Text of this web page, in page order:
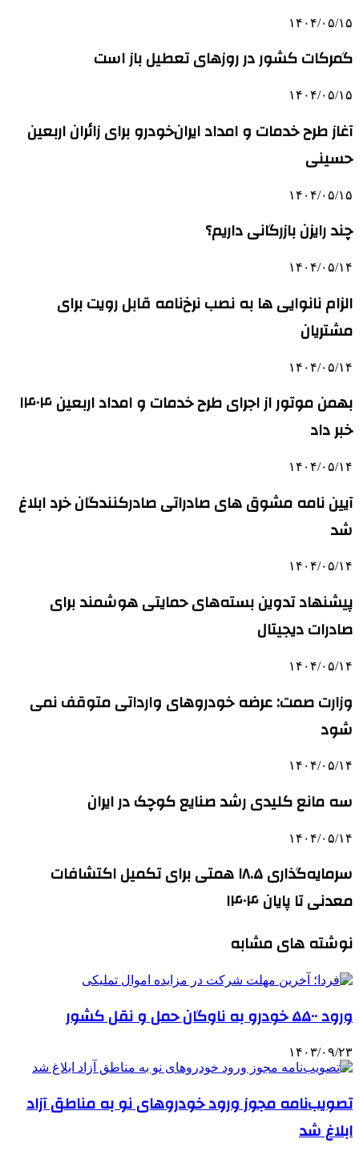
۱۴۰۴/۰۵/۱۵
گمرکات کشور در روزهای تعطیل باز است
۱۴۰۴/۰۵/۱۵
آغاز طرح خدمات و امداد ایران‌خودرو برای زائران اربعین
حسینی
۱۴۰۴/۰۵/۱۵
چند رایزن بازرگانی داریم؟
۱۴۰۴/۰۵/۱۴
الزام نانوایی ها به نصب نرخ‌نامه قابل رویت برای
مشتریان
۱۴۰۴/۰۵/۱۴
بهمن موتور از اجرای طرح خدمات و امداد اربعین ۱۴۰۴
خبر داد
۱۴۰۴/۰۵/۱۴
آیین نامه مشوق های صادراتی صادرکنندگان خرد ابلاغ
شد
۱۴۰۴/۰۵/۱۴
پیشنهاد تدوین بسته‌های حمایتی هوشمند برای
صادرات دیجیتال
۱۴۰۴/۰۵/۱۴
وزارت صمت: عرضه خودروهای وارداتی متوقف نمی
شود
۱۴۰۴/۰۵/۱۴
سه مانع کلیدی رشد صنایع کوچک در ایران
۱۴۰۴/۰۵/۱۴
سرمایه‌گذاری ۱۸.۵ همتی برای تکمیل اکتشافات
معدنی تا پایان ۱۴۰۴
نوشته های مشابه
ورود ۵۵۰۰ خودرو به ناوگان حمل و نقل کشور
۱۴۰۳/۰۹/۲۳
تصویب‌نامه مجوز ورود خودروهای نو به مناطق آزاد
ابلاغ شد